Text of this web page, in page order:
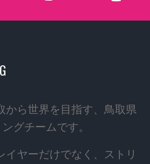
から世界を目指す、鳥取県
グチームです。
ヤーだけでなく、ストリ